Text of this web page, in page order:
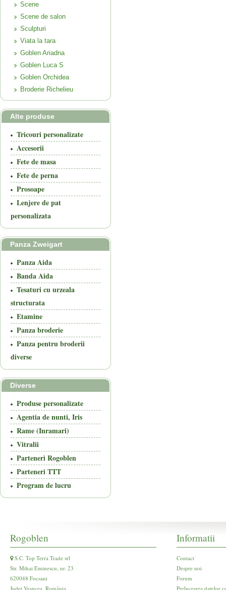
Scene
Scene de salon
Sculpturi
Viata la tara
Goblen Ariadna
Goblen Luca S
Goblen Orchidea
Broderie Richelieu
Alte produse
Tricouri personalizate
Accesorii
Fete de masa
Fete de perna
Prosoape
Lenjere de pat
personalizata
Panza Zweigart
Panza Aida
Banda Aida
Tesaturi cu urzeala
structurata
Etamine
Panza broderie
Panza pentru broderii
diverse
Diverse
Produse personalizate
Agentia de nunti, Iris
Rame (Inramari)
Vitralii
Parteneri Rogoblen
Parteneri TTT
Program de lucru
Rogoblen
S.C. Top Terra Trade srl
Str. Mihai Eminescu, nr. 23
620048 Focsani
Județ Vrancea, România
Informatii
Contact
Despre noi
Forum
Prelucrarea datelor